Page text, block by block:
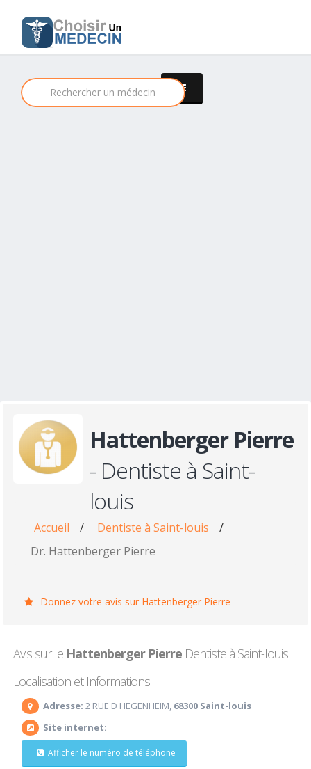
Hattenberger Pierre
- Dentiste à Saint-
louis
Accueil / Dentiste à Saint-louis
/
Dr. Hattenberger Pierre
Donnez votre avis sur Hattenberger Pierre
Avis sur le Hattenberger Pierre Dentiste à Saint-louis :
Localisation et Informations
Adresse: 2 RUE D HEGENHEIM, 68300 Saint-louis
Site internet:
Afficher le numéro de téléphone